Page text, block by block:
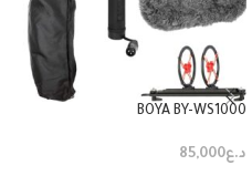
BOYA BY-WS1000
د.ع85,000